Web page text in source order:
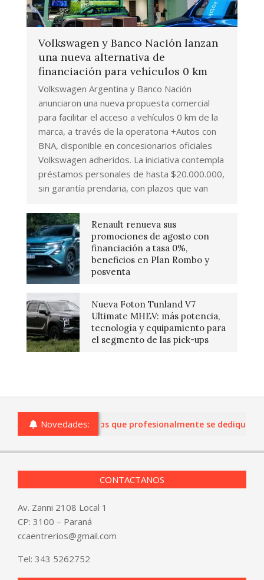
Volkswagen y Banco Nación lanzan
una nueva alternativa de
financiación para vehículos 0 km
Volkswagen Argentina y Banco Nación
anunciaron una nueva propuesta comercial
para facilitar el acceso a vehículos 0 km de la
marca, a través de la operatoria +Autos con
BNA, disponible en concesionarios oficiales
Volkswagen adheridos. La iniciativa contempla
préstamos personales de hasta $20.000.000,
sin garantía prendaria, con plazos que van
Renault renueva sus
promociones de agosto con
financiación a tasa 0%,
beneficios en Plan Rombo y
posventa
Nueva Foton Tunland V7
Ultimate MHEV: más potencia,
tecnología y equipamiento para
el segmento de las pick-ups
Novedades:
de Entre Ríos que profesionalmente se dediquen
CONTACTANOS
Av. Zanni 2108 Local 1
CP: 3100 – Paraná
ccaentrerios@gmail.com
Tel: 343 5262752